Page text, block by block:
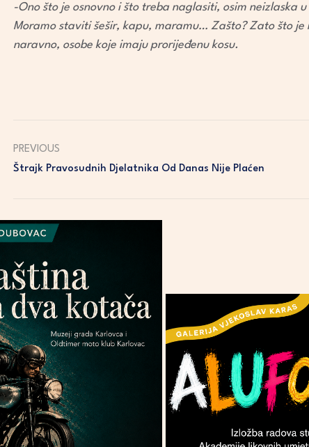
-Ono što je osnovno i što treba naglasiti, osim
Moramo staviti šešir, kapu, maramu… Zašto? Zato što
naravno, osobe koje imaju prorijeđenu kosu.
PREVIOUS
Štrajk Pravosudnih Djelatnika Od Danas Nije Plaćen